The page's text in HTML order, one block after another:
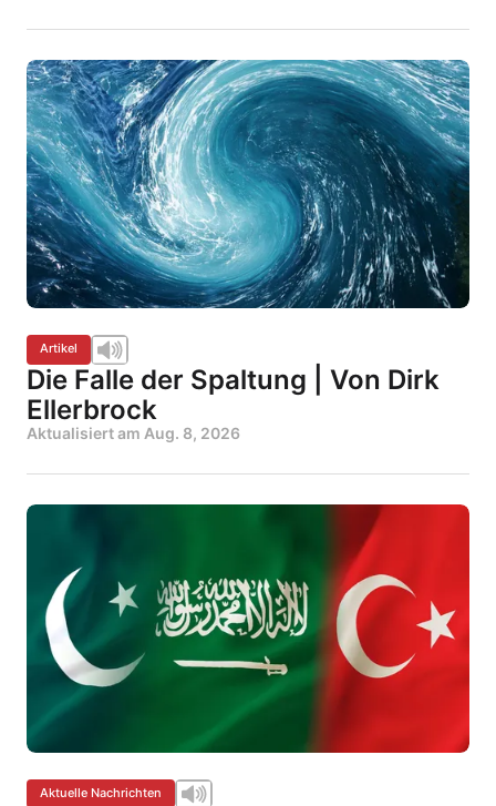
Artikel
Die Falle der Spaltung | Von Dirk
Ellerbrock
Aktualisiert am Aug. 8, 2026
Aktuelle Nachrichten